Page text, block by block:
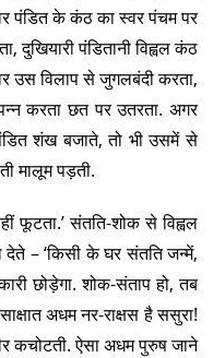
पंडित के कंठ का स्वर पंचम पर
दुखियारी पंडितानी विह्वल कंठ
उस विलाप से जुगलबंदी करता,
करता छत पर उतरता. अगर
शंख बजाते, तो भी उसमें से
मालूम पड़ती.
फूटता.’ संतति-शोक से विह्वल
देते – ‘किसी के घर संतति जन्में,
छोड़ेगा. शोक-संताप हो, तब
अधम नर-राक्षस है ससुरा!
कचोटती. ऐसा अधम पुरुष जाने